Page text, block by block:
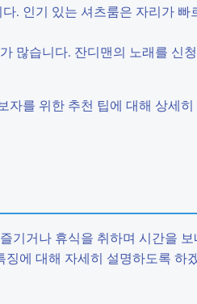
. 인기 있는 셔츠룸은 자리가 빠
많습니다. 잔디맨의 노래를 신
를 위한 추천 팁에 대해 상세
기거나 휴식을 취하며 시간을
에 대해 자세히 설명하도록 하